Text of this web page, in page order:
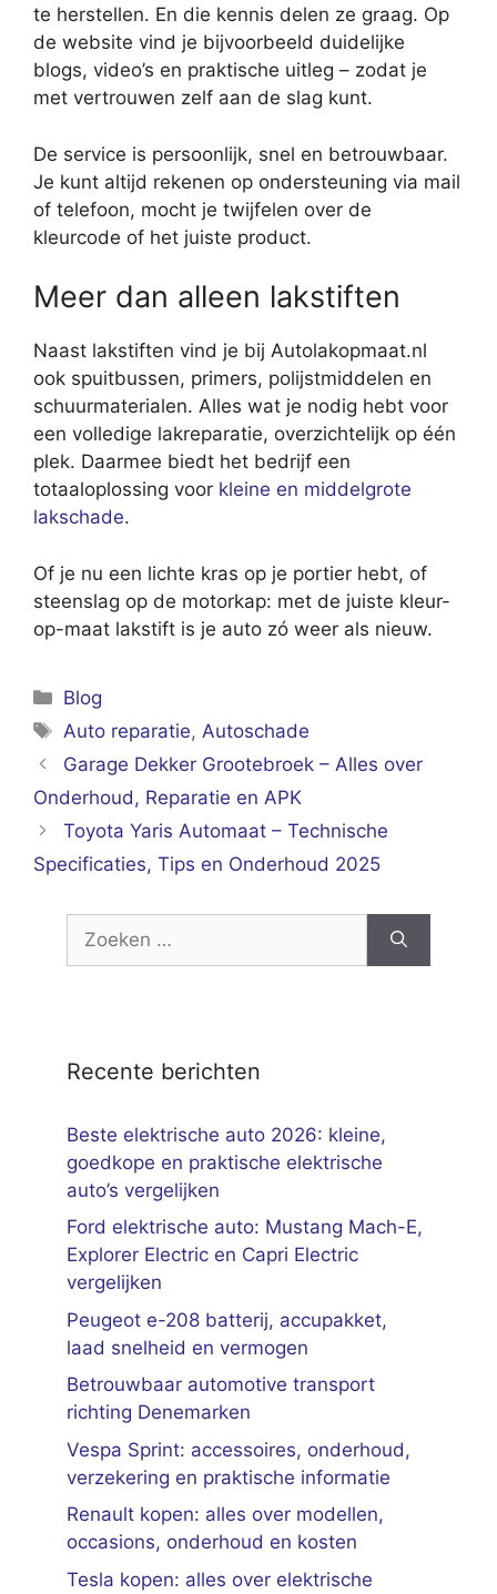
te herstellen. En die kennis delen ze graag. Op
de website vind je bijvoorbeeld duidelijke
blogs, video’s en praktische uitleg – zodat je
met vertrouwen zelf aan de slag kunt.
De service is persoonlijk, snel en betrouwbaar.
Je kunt altijd rekenen op ondersteuning via mail
of telefoon, mocht je twijfelen over de
kleurcode of het juiste product.
Meer dan alleen lakstiften
Naast lakstiften vind je bij Autolakopmaat.nl
ook spuitbussen, primers, polijstmiddelen en
schuurmaterialen. Alles wat je nodig hebt voor
een volledige lakreparatie, overzichtelijk op één
plek. Daarmee biedt het bedrijf een
totaaloplossing voor kleine en middelgrote
lakschade.
Of je nu een lichte kras op je portier hebt, of
steenslag op de motorkap: met de juiste kleur-
op-maat lakstift is je auto zó weer als nieuw.
Categorieën
Blog
Tags
Auto reparatie, Autoschade
Garage Dekker Grootebroek – Alles over
Onderhoud, Reparatie en APK
Toyota Yaris Automaat – Technische
Specificaties, Tips en Onderhoud 2025
naar:
Recente berichten
Beste elektrische auto 2026: kleine,
goedkope en praktische elektrische
auto’s vergelijken
Ford elektrische auto: Mustang Mach-E,
Explorer Electric en Capri Electric
vergelijken
Peugeot e-208 batterij, accupakket,
laad snelheid en vermogen
Betrouwbaar automotive transport
richting Denemarken
Vespa Sprint: accessoires, onderhoud,
verzekering en praktische informatie
Renault kopen: alles over modellen,
occasions, onderhoud en kosten
Tesla kopen: alles over elektrische